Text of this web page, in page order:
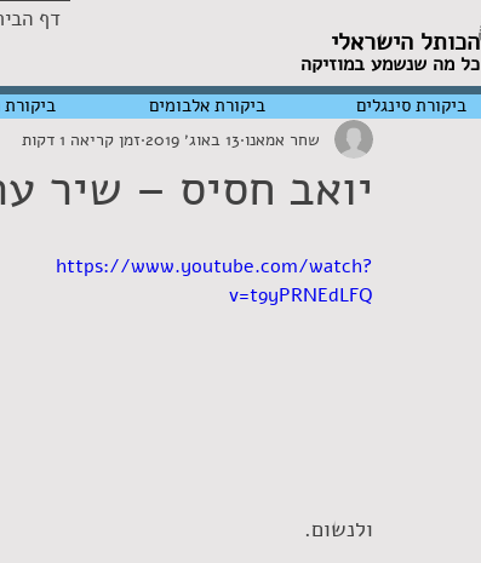
הכותל הישראלי
כל מה שנשמע במוזיקה
דף
יואב חסיס – שיר
שחר אמאנו 13 באוג׳ 2019 זמן קריאה 1 דקות
https://www.youtube.com/watch?
v=t9yPRNEdLFQ
ולנשום.
ביקורת אלבומים ביקורת סינגלים